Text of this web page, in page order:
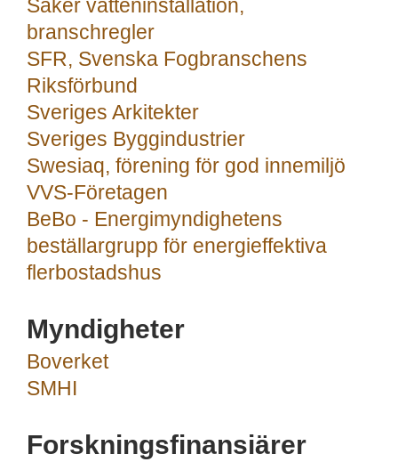
Saker vatteninstallation,
branschregler
SFR, Svenska Fogbranschens
Riksförbund
Sveriges Arkitekter
Sveriges Byggindustrier
Swesiaq, förening för god innemiljö
VVS-Företagen
BeBo - Energimyndighetens
beställargrupp för energieffektiva
flerbostadshus
Myndigheter
Boverket
SMHI
Forskningsfinansiärer